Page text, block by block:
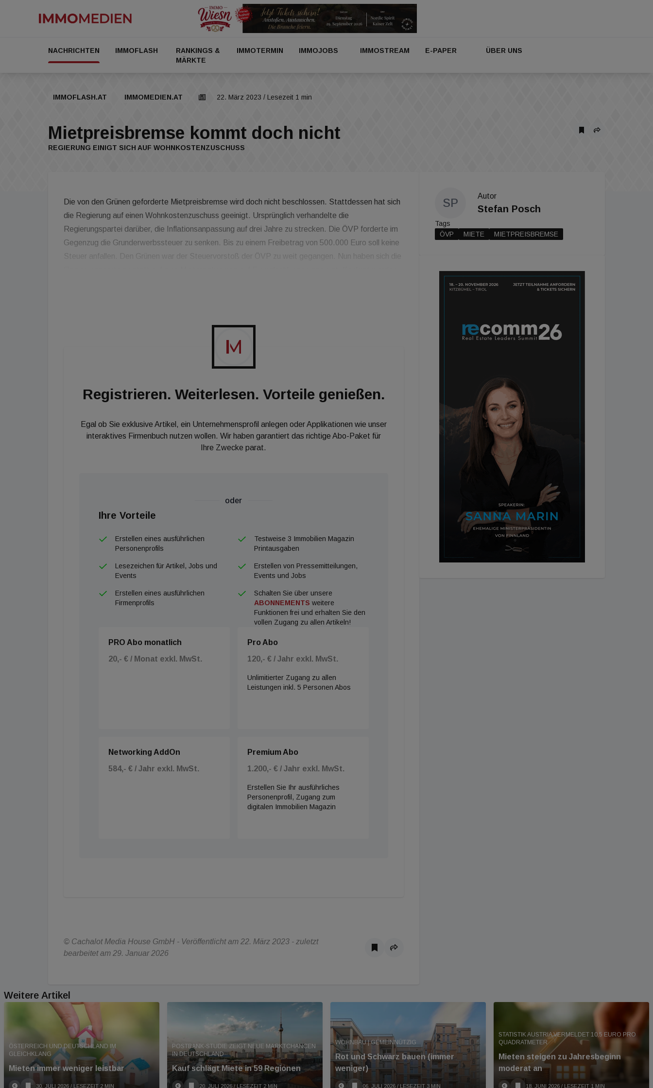
NACHRICHTEN IMMOFLASH
RANKINGS &
MÄRKTE
IMMOTERMIN IMMOJOBS IMMOSTREAM E-PAPER ÜBER UNS
IMMOFLASH.AT IMMOMEDIEN.AT 22. März 2023 / Lesezeit 1 min
Mietpreisbremse kommt doch nicht
REGIERUNG EINIGT SICH AUF WOHNKOSTENZUSCHUSS
Die von den Grünen geforderte Mietpreisbremse wird doch nicht beschlossen. Stattdessen hat sich
die Regierung auf einen Wohnkostenzuschuss geeinigt. Ursprünglich verhandelte die
Regierungspartei darüber, die Inflationsanpassung auf drei Jahre zu strecken. Die ÖVP forderte im
Gegenzug die Grunderwerbssteuer zu senken. Bis zu einem Freibetrag von 500.000 Euro soll keine
Steuer anfallen. Den Grünen war der Steuervorstoß der ÖVP zu weit gegangen. Nun haben sich die
Registrieren. Weiterlesen. Vorteile genießen.
Egal ob Sie exklusive Artikel, ein Unternehmensprofil anlegen oder Applikationen wie unser
interaktives Firmenbuch nutzen wollen. Wir haben garantiert das richtige Abo-Paket für
Ihre Zwecke parat.
oder
Ihre Vorteile
Erstellen eines ausführlichen
Personenprofils
Testweise 3 Immobilien Magazin
Printausgaben
Lesezeichen für Artikel, Jobs und
Events
Erstellen von Pressemitteilungen,
Events und Jobs
Erstellen eines ausführlichen
Firmenprofils
Schalten Sie über unsere
ABONNEMENTS weitere
Funktionen frei und erhalten Sie den
vollen Zugang zu allen Artikeln!
PRO Abo monatlich
20,- € / Monat exkl. MwSt.
Pro Abo
120,- € / Jahr exkl. MwSt.
Unlimitierter Zugang zu allen
Leistungen inkl. 5 Personen Abos
Networking AddOn
584,- € / Jahr exkl. MwSt.
Premium Abo
1.200,- € / Jahr exkl. MwSt.
Erstellen Sie Ihr ausführliches
Personenprofil, Zugang zum
digitalen Immobilien Magazin
© Cachalot Media House GmbH - Veröffentlicht am 22. März 2023 - zuletzt
bearbeitet am 29. Januar 2026
SP
Autor
Stefan Posch
Tags
ÖVP
MIETE MIETPREISBREMSE
Weitere Artikel
ÖSTERREICH UND DEUTSCHLAND IM
GLEICHKLANG
Mieten immer weniger leistbar
30. JULI 2026 / LESEZEIT 2 MIN
POSTBANK-STUDIE ZEIGT NEUE MARKTCHANCEN
IN DEUTSCHLAND
Kauf schlägt Miete in 59 Regionen
20. JULI 2026 / LESEZEIT 2 MIN
WOHNBAU | GEMEINNÜTZIG
Rot und Schwarz bauen (immer
weniger)
06. JULI 2026 / LESEZEIT 3 MIN
STATISTIK AUSTRIA VERMELDET 10,5 EURO PRO
QUADRATMETER
Mieten steigen zu Jahresbeginn
moderat an
18. JUNI 2026 / LESEZEIT 1 MIN